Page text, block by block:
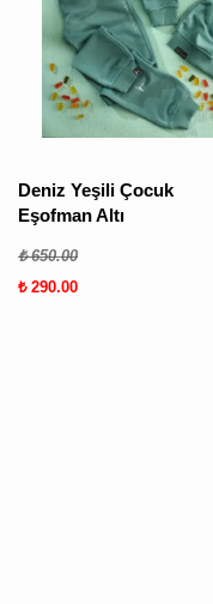
Deniz Yeşili Çocuk
Eşofman Altı
₺ 650.00
₺ 290.00